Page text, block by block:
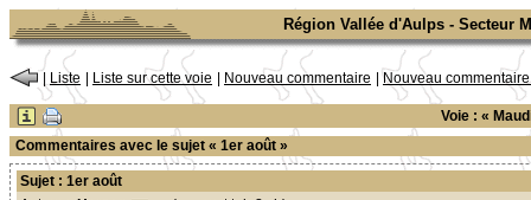
Région Vallée d'Aulps - Secteur
Liste Liste sur cette voie Nouveau commentaire Nouveau
Voie : «
Commentaires avec le sujet « 1er août »
Sujet : 1er août